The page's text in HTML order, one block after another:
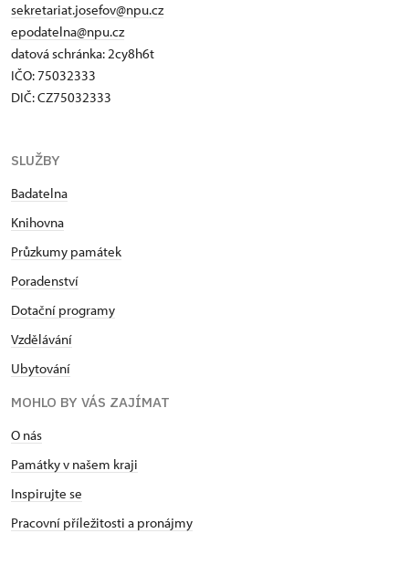
sekretariat.josefov@npu.cz
epodatelna@npu.cz
datová schránka: 2cy8h6t​
IČO: 75032333
DIČ: CZ75032333
SLUŽBY
Badatelna
Knihovna
Průzkumy památek
Poradenství
Dotační programy
Vzdělávání
Ubytování
MOHLO BY VÁS ZAJÍMAT
O nás
Památky v našem kraji
Inspirujte se
Pracovní příležitosti a pronájmy